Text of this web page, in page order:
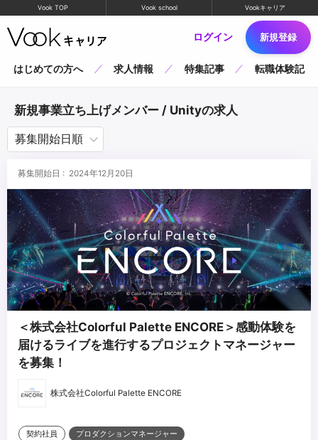
Vook TOP Vook school Vookキャリア
ログイン 新規登録
はじめての方へ 求人情報 特集記事 転職体験記
新規事業立ち上げメンバー / Unityの求人
募集開始日 : 2024年12月20日
＜株式会社Colorful Palette ENCORE＞感動体験を
届けるライブを進行するプロジェクトマネージャー
を募集！
株式会社Colorful Palette ENCORE
契約社員 プロダクションマネージャー